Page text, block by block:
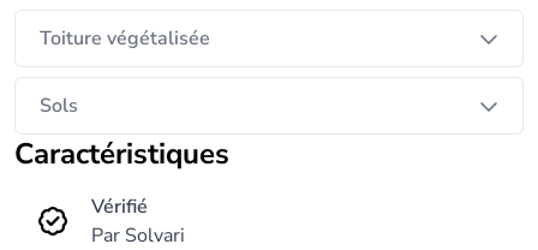
Toiture végétalisée
Sols
Caractéristiques
Vérifié
Par Solvari